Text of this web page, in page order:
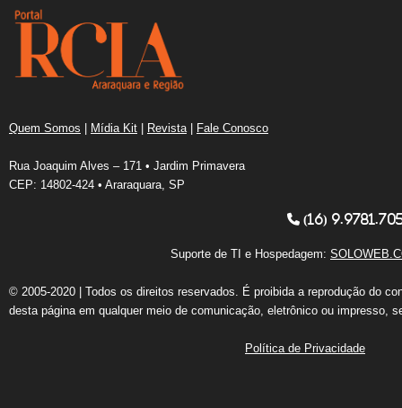
Quem Somos | Mídia Kit | Revista | Fale Conosco
Rua Joaquim Alves – 171 • Jardim Primavera
CEP: 14802-424 • Araraquara, SP
(16)
Suporte de TI e Hospedagem:
© 2005-2020 | Todos os direitos reservados. É proibida a reprodução do
desta página em qualquer meio de comunicação, eletrônico ou impresso,
Política de Privacidade